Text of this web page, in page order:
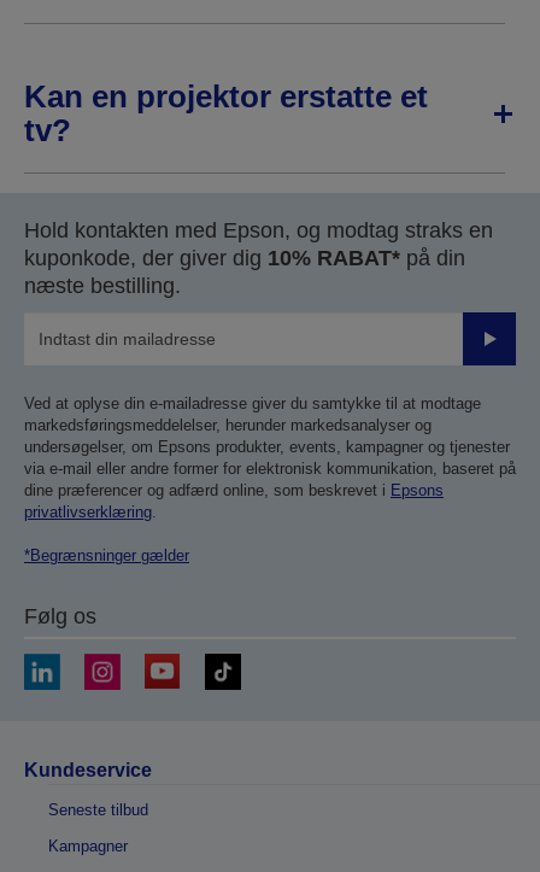
Kan en projektor erstatte et
tv?
Hold kontakten med Epson, og modtag straks en
kuponkode, der giver dig 10% RABAT* på din
næste bestilling.
Send
Ved at oplyse din e-mailadresse giver du samtykke til at modtage
markedsføringsmeddelelser, herunder markedsanalyser og
undersøgelser, om Epsons produkter, events, kampagner og tjenester
via e-mail eller andre former for elektronisk kommunikation, baseret på
dine præferencer og adfærd online, som beskrevet i Epsons
privatlivserklæring.
*Begrænsninger gælder
Følg os
Kundeservice
Seneste tilbud
Kampagner